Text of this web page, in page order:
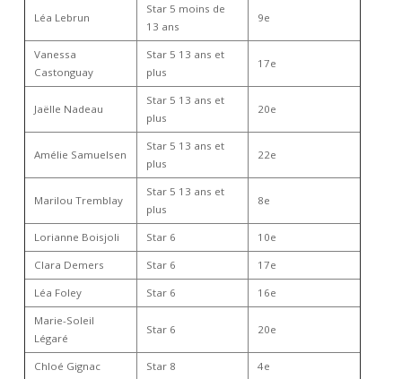
Léa Lebrun
Star 5 moins de
13 ans
9e
Vanessa
Castonguay
Star 5 13 ans et
plus
17e
Jaëlle Nadeau
Star 5 13 ans et
plus
20e
Amélie Samuelsen
Star 5 13 ans et
plus
22e
Marilou Tremblay
Star 5 13 ans et
plus
8e
Lorianne Boisjoli Star 6 10e
Clara Demers Star 6 17e
Léa Foley Star 6 16e
Marie-Soleil
Légaré
Star 6 20e
Chloé Gignac Star 8 4e